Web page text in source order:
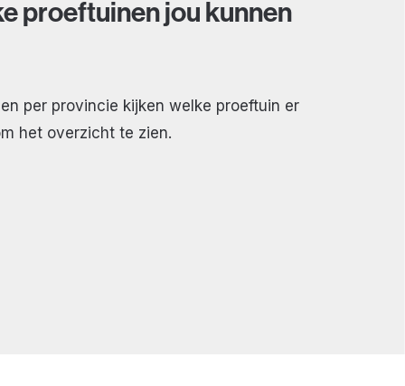
proeftuinen jou kunnen
per provincie kijken welke proeftuin er
het overzicht te zien.